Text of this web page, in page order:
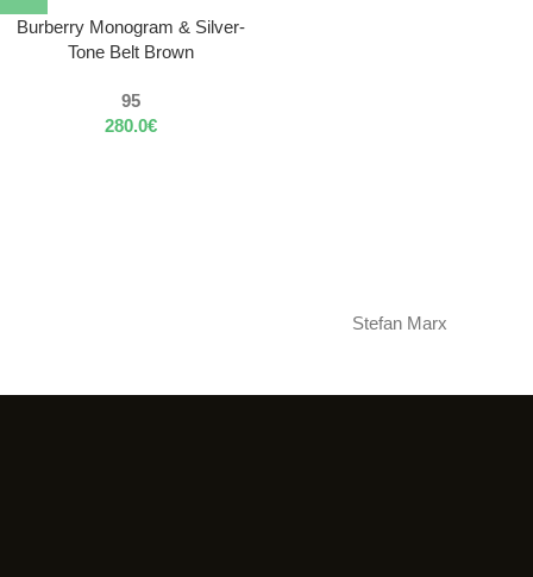
Burberry Monogram & Silver-
Tone Belt Brown
95
280.0€
Stefan Marx